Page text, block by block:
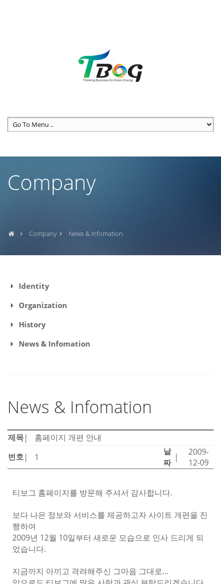
(123) 456-7890 - (123) 555-7891
Company
Company News & Infomation
Identity
Organization
History
News & Infomation
News & Infomation
제목 |
홈페이지 개편 안내
번호 | 1
날
짜 |
2009-
12-09
티보그 홈페이지를 방문해 주셔서 감사합니다.
보다 나은 정보와 서비스를 제공하고자 사이트 개편을 진
행하여
2009년 12월 10일부터 새로운 모습으로 인사 드리게 되
었습니다.
지금까지 아끼고 격려해주신 그마음 그대로...